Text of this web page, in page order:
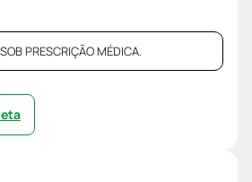
PRESCRIÇÃO MÉDICA.